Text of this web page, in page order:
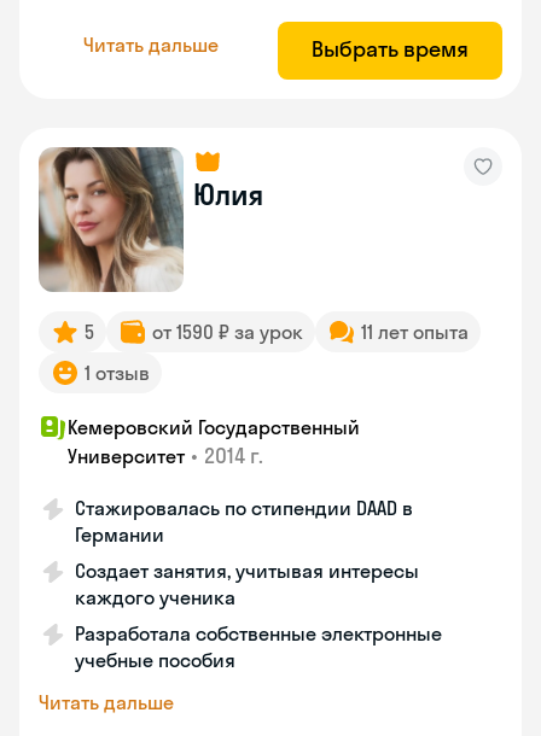
Читать дальше Выбрать время
Юлия
5 от 1590 ₽ за урок
11 лет опыта
1 отзыв
Кемеровский Государственный
Университет • 2014 г.
Стажировалась по стипендии DAAD в
Германии
Создает занятия, учитывая интересы
каждого ученика
Разработала собственные электронные
учебные пособия
Читать дальше